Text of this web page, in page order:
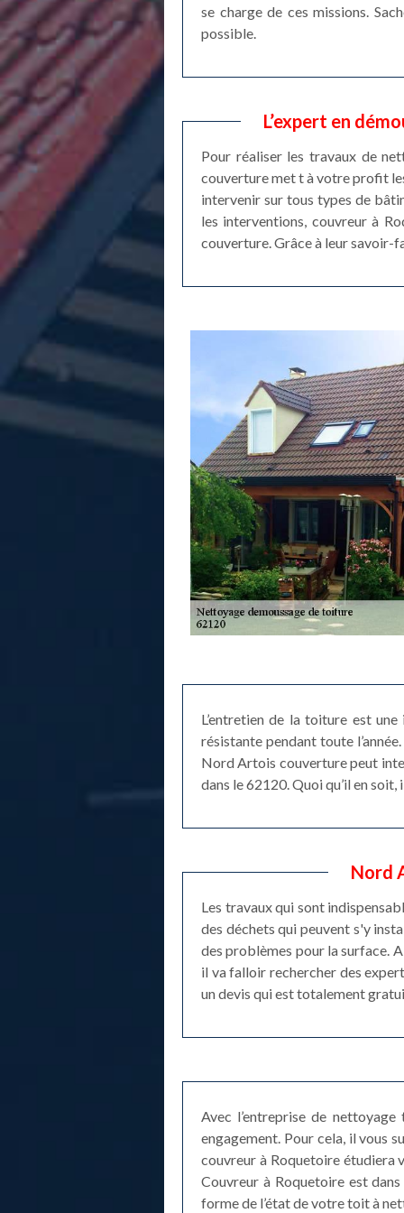
se charge de ces missions.
possible.
L’expert en
Pour réaliser les travaux de
couverture met t à votre profit
intervenir sur tous types de
les interventions, couvreur à
couverture. Grâce à leur savoir-
L’entretien de la toiture est
résistante pendant toute
Nord Artois couverture peut
dans le 62120. Quoi qu’il en
Nord
Les travaux qui sont
des déchets qui peuvent s'y
des problèmes pour la surface.
il va falloir rechercher des
un devis qui est totalement
Avec l’entreprise de
engagement. Pour cela, il vous
couvreur à Roquetoire étudiera
Couvreur à Roquetoire est
forme de l’état de votre toit à